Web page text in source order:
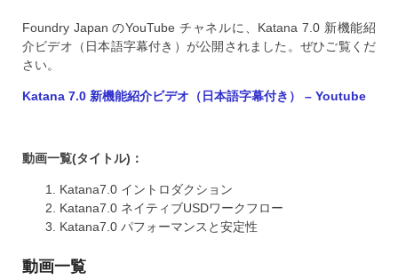
Foundry Japan のYouTube チャネルに、Katana 7.0 新機能紹
介ビデオ（日本語字幕付き）が公開されました。ぜひご覧くだ
さい。
Katana 7.0 新機能紹介ビデオ（日本語字幕付き） – Youtube
動画一覧(タイトル)：
Katana7.0 イントロダクション
Katana7.0 ネイティブUSDワークフロー
Katana7.0 パフォーマンスと安定性
動画一覧